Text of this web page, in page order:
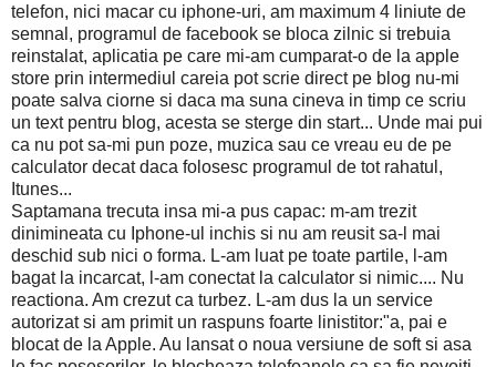
telefon, nici macar cu iphone-uri, am maximum 4 liniute de
semnal, programul de facebook se bloca zilnic si trebuia
reinstalat, aplicatia pe care mi-am cumparat-o de la apple
store prin intermediul careia pot scrie direct pe blog nu-mi
poate salva ciorne si daca ma suna cineva in timp ce scriu
un text pentru blog, acesta se sterge din start... Unde mai pui
ca nu pot sa-mi pun poze, muzica sau ce vreau eu de pe
calculator decat daca folosesc programul de tot rahatul,
Itunes...
Saptamana trecuta insa mi-a pus capac: m-am trezit
dinimineata cu Iphone-ul inchis si nu am reusit sa-l mai
deschid sub nici o forma. L-am luat pe toate partile, l-am
bagat la incarcat, l-am conectat la calculator si nimic.... Nu
reactiona. Am crezut ca turbez. L-am dus la un service
autorizat si am primit un raspuns foarte linistitor:"a, pai e
blocat de la Apple. Au lansat o noua versiune de soft si asa